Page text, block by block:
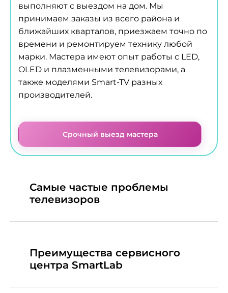
выполняют с выездом на дом. Мы
принимаем заказы из всего района и
ближайших кварталов, приезжаем точно по
времени и ремонтируем технику любой
марки. Мастера имеют опыт работы с LED,
OLED и плазменными телевизорами, а
также моделями Smart-TV разных
производителей.
Срочный выезд мастера
Самые частые проблемы
телевизоров
Преимущества сервисного
центра SmartLab